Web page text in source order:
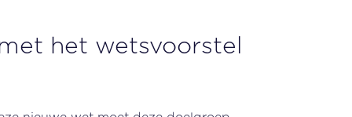
het wetsvoorstel